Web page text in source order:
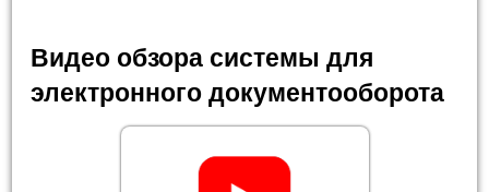
Видео обзора системы для
электронного документооборота